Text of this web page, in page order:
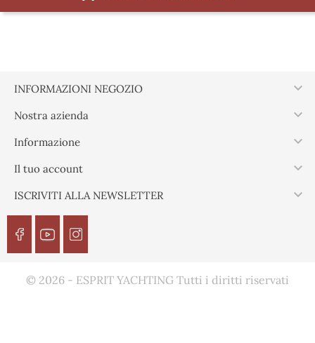
INFORMAZIONI NEGOZIO 
Nostra azienda 
Informazione 
Il tuo account 
ISCRIVITI ALLA NEWSLETTER 
© 2026 - ESPRIT YACHTING Tutti i diritti riservati